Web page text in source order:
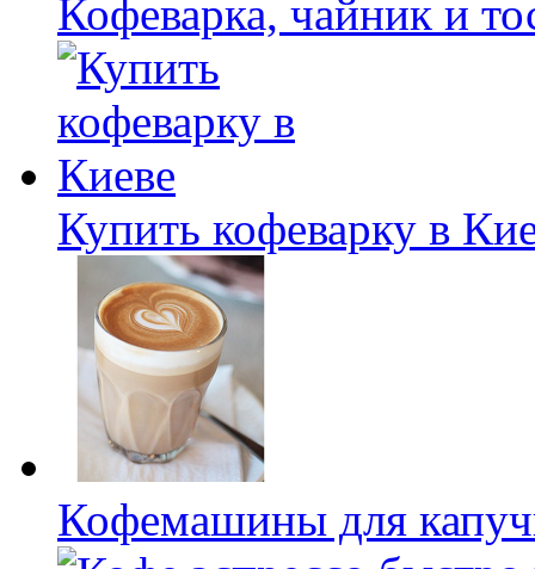
Кофеварка, чайник и
Купить кофеварку в
Кофемашины для